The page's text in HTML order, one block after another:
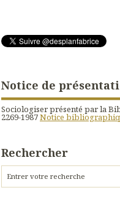
Notice de
Sociologiser présenté par la
2269-1987Notice
Rechercher